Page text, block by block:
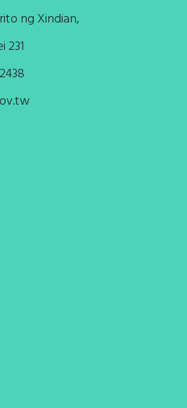
ng Xindian,
231